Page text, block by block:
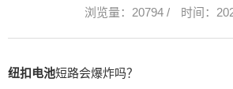
浏览量：20794 / 时间：
纽扣电池短路会爆炸吗？